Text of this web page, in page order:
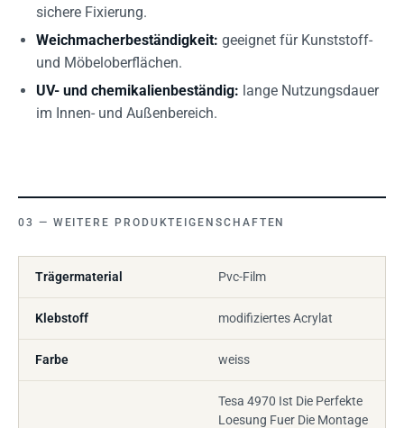
sichere Fixierung.
Weichmacherbeständigkeit: geeignet für Kunststoff-
und Möbeloberflächen.
UV- und chemikalienbeständig: lange Nutzungsdauer
im Innen- und Außenbereich.
WEITERE PRODUKTEIGENSCHAFTEN
Trägermaterial Pvc-Film
Klebstoff modifiziertes Acrylat
Farbe weiss
Tesa 4970 Ist Die Perfekte
Loesung Fuer Die Montage